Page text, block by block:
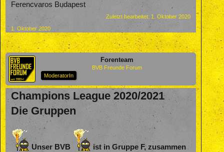
Ferencvaros Budapest
Zuletzt bearbeitet: 1. Oktober 2020
1. Oktober 2020
Forenteam
BVB Freunde Forum
ModeratorIn
Champions League 2020/2021
Die Gruppen
Unser BVB
ist in Gruppe F, zusammen